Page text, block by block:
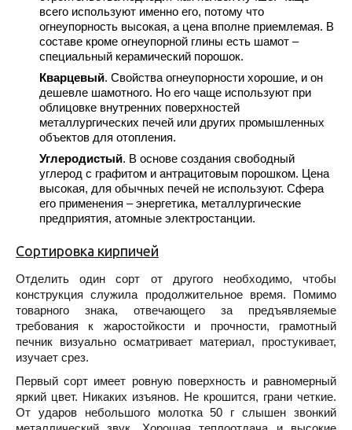
всего используют именно его, потому что
огнеупорность высокая, а цена вполне приемлемая. В
составе кроме огнеупорной глины есть шамот –
специальный керамический порошок.
Кварцевый. Свойства огнеупорности хорошие, и он
дешевле шамотного. Но его чаще используют при
облицовке внутренних поверхностей
металлургических печей или других промышленных
объектов для отопления.
Углеродистый. В основе создания свободный
углерод с графитом и антрацитовым порошком. Цена
высокая, для обычных печей не используют. Сфера
его применения – энергетика, металлургические
предприятия, атомные электростанции.
Сортировка кирпичей
Отделить один сорт от другого необходимо, чтобы
конструкция служила продолжительное время. Помимо
товарного знака, отвечающего за предъявляемые
требования к жаростойкости и прочности, грамотный
печник визуально осматривает материал, простукивает,
изучает срез.
Первый сорт имеет ровную поверхность и равномерный
яркий цвет. Никаких изъянов. Не крошится, грани четкие.
От ударов небольшого молотка 50 г слышен звонкий